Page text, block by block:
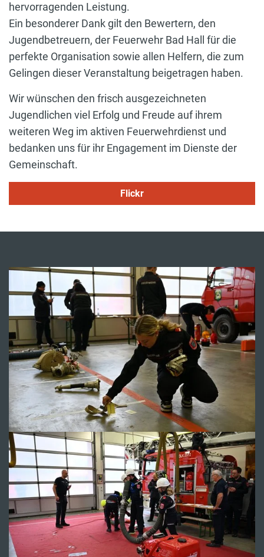
hervorragenden Leistung.
Ein besonderer Dank gilt den Bewertern, den
Jugendbetreuern, der Feuerwehr Bad Hall für die
perfekte Organisation sowie allen Helfern, die zum
Gelingen dieser Veranstaltung beigetragen haben.
Wir wünschen den frisch ausgezeichneten
Jugendlichen viel Erfolg und Freude auf ihrem
weiteren Weg im aktiven Feuerwehrdienst und
bedanken uns für ihr Engagement im Dienste der
Gemeinschaft.
Flickr